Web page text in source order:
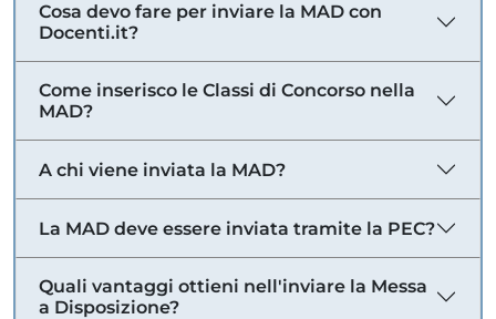
Cosa devo fare per inviare la MAD con
Docenti.it?
Come inserisco le Classi di Concorso nella
MAD?
A chi viene inviata la MAD?
La MAD deve essere inviata tramite la PEC?
Quali vantaggi ottieni nell'inviare la Messa
a Disposizione?